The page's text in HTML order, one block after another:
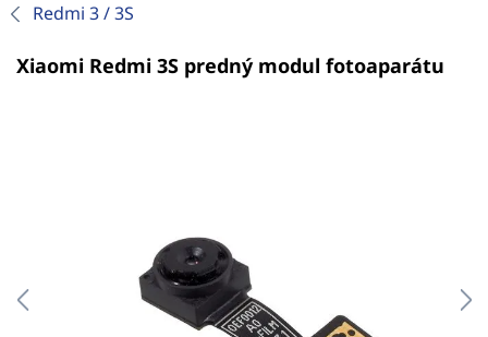
Redmi 3 / 3S
Xiaomi Redmi 3S predný modul fotoaparátu